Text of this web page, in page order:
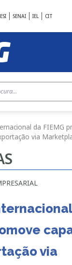
SENAI IEL CIT
da FIEMG
via
via